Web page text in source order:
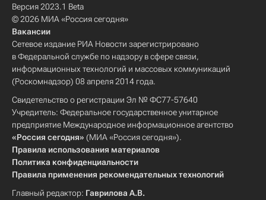
Версия 2023.1 Beta
© 2026 МИА «Россия сегодня»
Вакансии
Сетевое издание РИА Новости зарегистрировано
в Федеральной службе по надзору в сфере связи,
информационных технологий и массовых коммуникаций
(Роскомнадзор) 08 апреля 2014 года.
Свидетельство о регистрации Эл № ФС77-57640
Учредитель: Федеральное государственное унитарное
предприятие Международное информационное агентство
«Россия сегодня» (МИА «Россия сегодня»).
Правила использования материалов
Политика конфиденциальности
Правила применения рекомендательных технологий
Главный редактор: Гаврилова А.В.